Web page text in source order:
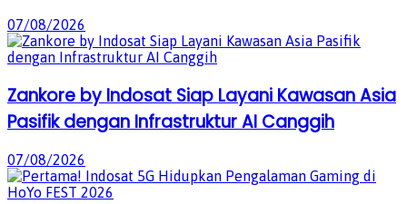
07/08/2026
Zankore by Indosat Siap Layani Kawasan Asia
Pasifik dengan Infrastruktur AI Canggih
07/08/2026